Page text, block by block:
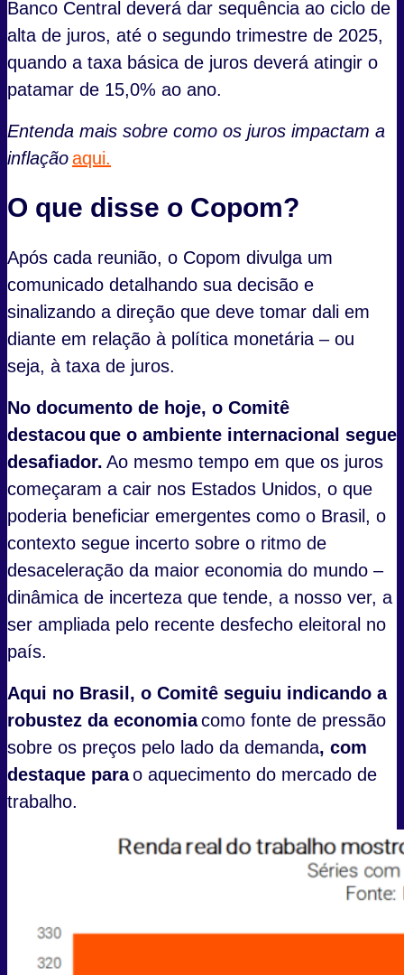
Banco Central deverá dar sequência ao ciclo de
alta de juros, até o segundo trimestre de 2025,
quando a taxa básica de juros deverá atingir o
patamar de 15,0% ao ano.
Entenda mais sobre como os juros impactam a
inflaçãoaqui.
O que disse o Copom?
Após cada reunião, o Copom divulga um
comunicado detalhando sua decisão e
sinalizando a direção que deve tomar dali em
diante em relação à política monetária – ou
seja, à taxa de juros.
No documento de hoje, o Comitê
destacou que o ambiente internacional segue
desafiador. Ao mesmo tempo em que os juros
começaram a cair nos Estados Unidos, o que
poderia beneficiar emergentes como o Brasil, o
contexto segue incerto sobre o ritmo de
desaceleração da maior economia do mundo –
dinâmica de incerteza que tende, a nosso ver, a
ser ampliada pelo recente desfecho eleitoral no
país.
Aqui no Brasil, o Comitê seguiu indicando a
robustez da economiacomo fonte de pressão
sobre os preços pelo lado da demanda, com
destaque parao aquecimento do mercado de
trabalho.